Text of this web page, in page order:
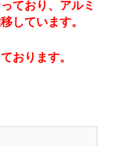
ており、アルミ
しています。
おります。